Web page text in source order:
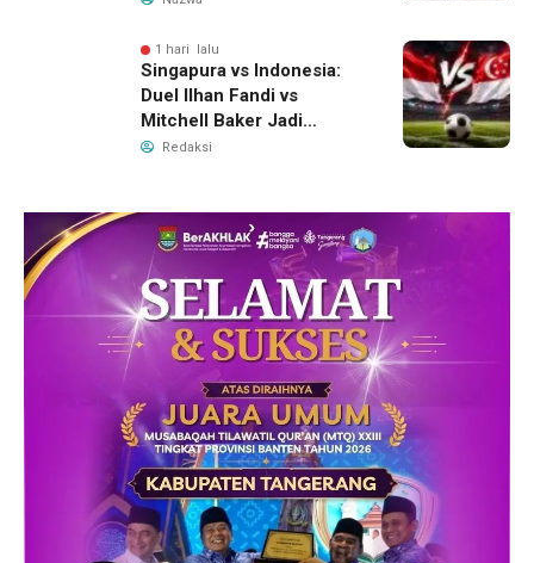
1 hari lalu
Singapura vs Indonesia:
Duel Ilhan Fandi vs
Mitchell Baker Jadi
Sorotan di Piala AFF 2026
Redaksi